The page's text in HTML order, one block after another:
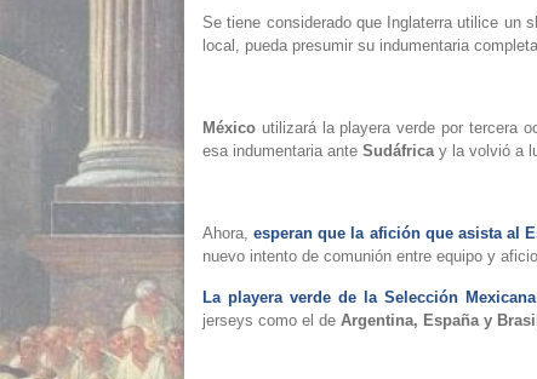
Se tiene considerado que Inglaterra utilice un
local, pueda presumir su indumentaria
México utilizará la playera verde por tercera
esa indumentaria ante Sudáfrica y la volvió a
Ahora, esperan que la afición que asista al
nuevo intento de comunión entre equipo y
La playera verde de la Selección
jerseys como el de Argentina, España y